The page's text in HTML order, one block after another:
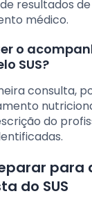
resultados
médico.
o
SUS?
consulta,
do
para
do SUS